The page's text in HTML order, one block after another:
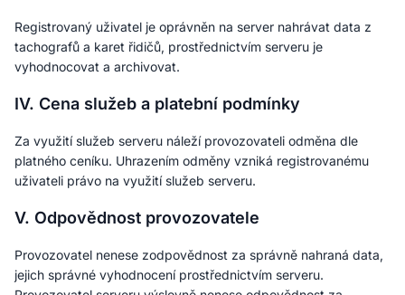
Registrovaný uživatel je oprávněn na server nahrávat data z
tachografů a karet řidičů, prostřednictvím serveru je
vyhodnocovat a archivovat.
IV. Cena služeb a platební podmínky
Za využití služeb serveru náleží provozovateli odměna dle
platného ceníku. Uhrazením odměny vzniká registrovanému
uživateli právo na využití služeb serveru.
V. Odpovědnost provozovatele
Provozovatel nenese zodpovědnost za správně nahraná data,
jejich správné vyhodnocení prostřednictvím serveru.